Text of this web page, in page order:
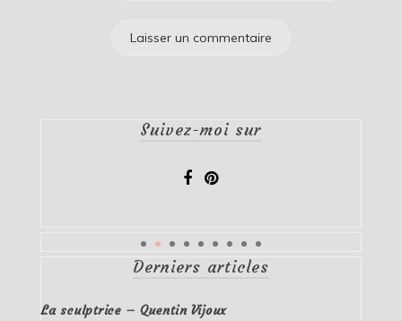
Suivez-moi sur
Derniers articles
La sculptrice – Quentin Vijoux